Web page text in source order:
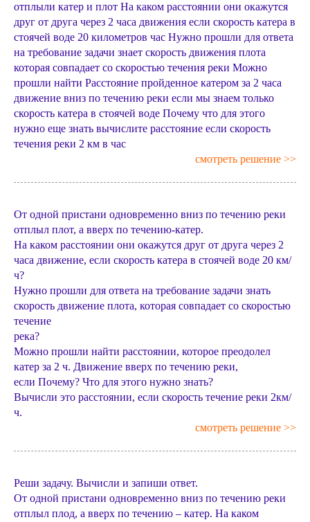
отплыли катер и плот На каком расстоянии они окажутся
друг от друга через 2 часа движения если скорость катера в
стоячей воде 20 километров час Нужно прошли для ответа
на требование задачи знает скорость движения плота
которая совпадает со скоростью течения реки Можно
прошли найти Расстояние пройденное катером за 2 часа
движение вниз по течению реки если мы знаем только
скорость катера в стоячей воде Почему что для этого
нужно еще знать вычислите расстояние если скорость
течения реки 2 км в час
смотреть решение >>
От одной пристани одновременно вниз по течению реки
отплыл плот, а вверх по течению-катер.
На каком расстоянии они окажутся друг от друга через 2
часа движение, если скорость катера в стоячей воде 20 км/
ч?
Нужно прошли для ответа на требование задачи знать
скорость движение плота, которая совпадает со скоростью
течение
река?
Можно прошли найти расстоянии, которое преодолел
катер за 2 ч. Движение вверх по течению реки,
если Почему? Что для этого нужно знать?
Вычисли это расстоянии, если скорость течение реки 2км/
ч.
смотреть решение >>
Реши задачу. Вычисли и запиши ответ.
От одной пристани одновременно вниз по течению реки
отплыл плод, а вверх по течению – катер. На каком